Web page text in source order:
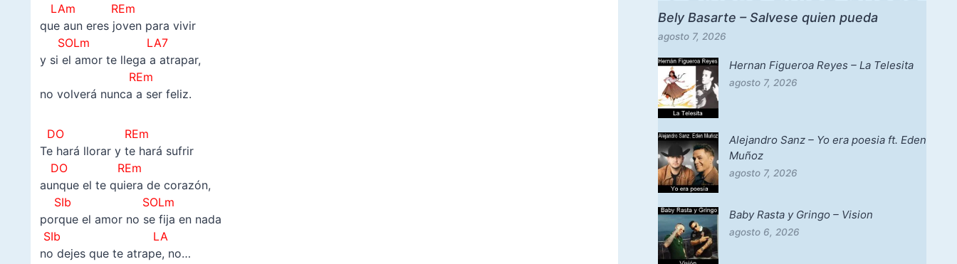
LAm REm
que aun eres joven para vivir
SOLm LA7
y si el amor te llega a atrapar,
REm
no volverá nunca a ser feliz.
DO REm
Te hará llorar y te hará sufrir
DO REm
aunque el te quiera de corazón,
SIb SOLm
porque el amor no se fija en nada
SIb LA
no dejes que te atrape, no…
Bely Basarte – Salvese quien pueda
agosto 7, 2026
Hernan Figueroa Reyes – La Telesita
agosto 7, 2026
Alejandro Sanz – Yo era poesia ft. Eden
Muñoz
agosto 7, 2026
Baby Rasta y Gringo – Vision
agosto 6, 2026